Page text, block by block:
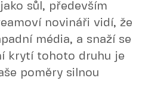
sůl, především
novináři vidí, že
média, a snaží se
krytí tohoto druhu je
poměry silnou